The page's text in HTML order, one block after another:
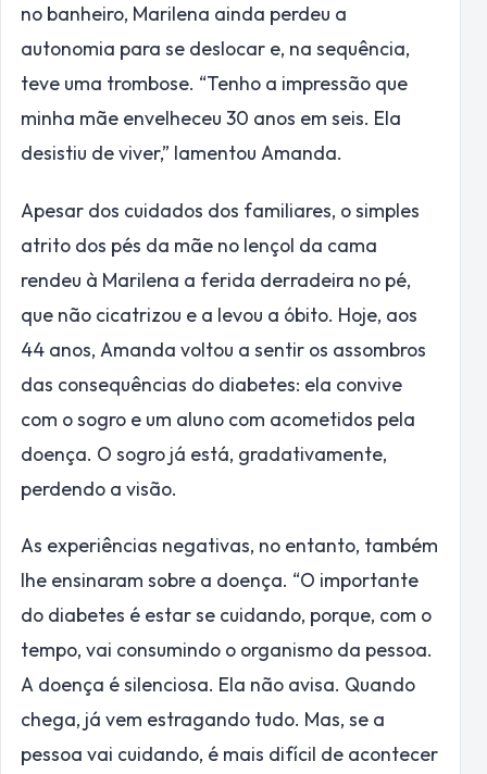
no banheiro, Marilena ainda perdeu a
autonomia para se deslocar e, na sequência,
teve uma trombose. “Tenho a impressão que
minha mãe envelheceu 30 anos em seis. Ela
desistiu de viver,” lamentou Amanda.
Apesar dos cuidados dos familiares, o simples
atrito dos pés da mãe no lençol da cama
rendeu à Marilena a ferida derradeira no pé,
que não cicatrizou e a levou a óbito. Hoje, aos
44 anos, Amanda voltou a sentir os assombros
das consequências do diabetes: ela convive
com o sogro e um aluno com acometidos pela
doença. O sogro já está, gradativamente,
perdendo a visão.
As experiências negativas, no entanto, também
lhe ensinaram sobre a doença. “O importante
do diabetes é estar se cuidando, porque, com o
tempo, vai consumindo o organismo da pessoa.
A doença é silenciosa. Ela não avisa. Quando
chega, já vem estragando tudo. Mas, se a
pessoa vai cuidando, é mais difícil de acontecer